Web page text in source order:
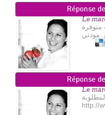
Réponse
Le
متوفرة
مودتي
Réponse
Le
:
http://